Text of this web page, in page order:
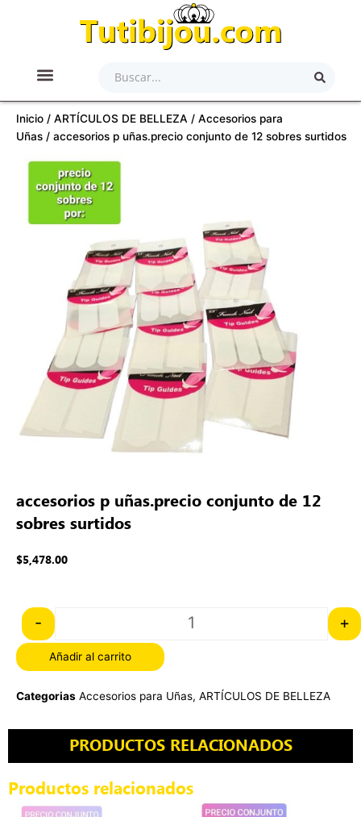
Inicio / ARTÍCULOS DE BELLEZA / Accesorios para
Uñas / accesorios p uñas.precio conjunto de 12 sobres surtidos
accesorios p uñas.precio conjunto de 12
sobres surtidos
$5,478.00
- +
Añadir al carrito
Categorias Accesorios para Uñas, ARTÍCULOS DE BELLEZA
PRODUCTOS RELACIONADOS
Productos relacionados